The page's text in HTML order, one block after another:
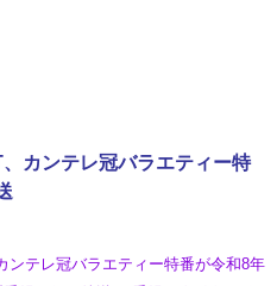
カンテレ冠バラエティー特
ンテレ冠バラエティー特番が令和8年